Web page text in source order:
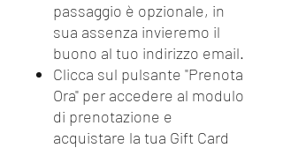
passaggio è opzionale, in
sua assenza invieremo il
buono al tuo indirizzo email.
Clicca sul pulsante "Prenota
Ora" per accedere al modulo
di prenotazione e
acquistare la tua Gift Card